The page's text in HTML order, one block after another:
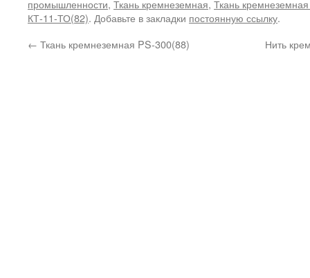
промышленности, Ткань кремнеземная, Ткань
КТ-11-ТО(82). Добавьте в закладки постоянную ссылку.
← Ткань кремнеземная PS-300(88) Нить